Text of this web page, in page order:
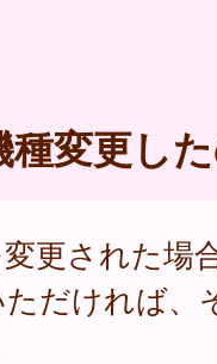
種変更し
更された場
だければ、